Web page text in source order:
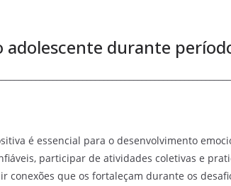
adolescente durante
é essencial para o desenvolvimento
participar de atividades coletivas e
conexões que os fortaleçam durante os